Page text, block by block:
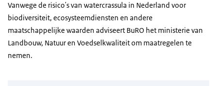
Vanwege de risico's van watercrassula in Nederland voor
biodiversiteit, ecosysteemdiensten en andere
maatschappelijke waarden adviseert BuRO het ministerie van
Landbouw, Natuur en Voedselkwaliteit om maatregelen te
nemen.